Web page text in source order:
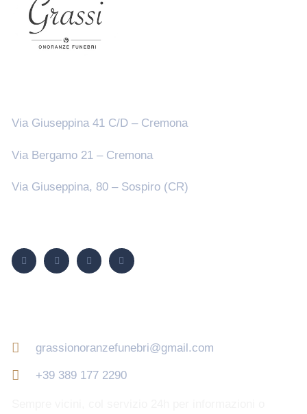
Via Giuseppina 41 C/D – Cremona
Via Bergamo 21 – Cremona
Via Giuseppina, 80 – Sospiro (CR)
grassionoranzefunebri@gmail.com
+39 389 177 2290